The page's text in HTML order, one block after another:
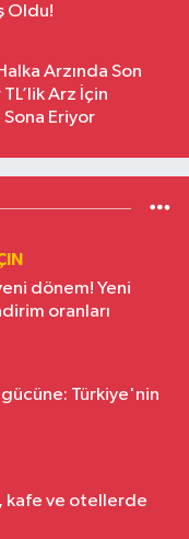
Oldu!
Arzında Son
Arz İçin
Eriyor
dönem! Yeni
oranları
Türkiye'nin
kafe ve otellerde